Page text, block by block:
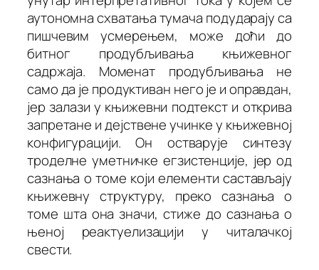
аутономна схватања тумача подударајуса
пишчевим усмерењем, може доћи до
битног продубљивања књижевног
садржаја. Моменат продубљивања не
само да је продуктиван него је и оправдан,
јер залази у књижевни подтекст и открива
запретане и дејствене учинке у књижевној
конфигурацији. Он остварује синтезу
троделне уметничке егзистенције, јер од
сазнања о томе који елементи састављају
књижевну структуру, преко сазнања о
томе шта она значи, стиже до сазнања о
њеној реактуелизацији у читалачкој
свести.